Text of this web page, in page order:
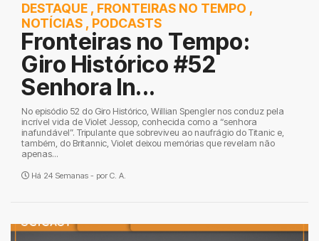
DESTAQUE , FRONTEIRAS NO TEMPO ,
NOTÍCIAS , PODCASTS
Fronteiras no Tempo:
Giro Histórico #52
Senhora In...
No episódio 52 do Giro Histórico, Willian Spengler nos conduz pela
incrível vida de Violet Jessop, conhecida como a “senhora
inafundável”. Tripulante que sobreviveu ao naufrágio do Titanic e,
também, do Britannic, Violet deixou memórias que revelam não
apenas...
Há 24 Semanas - por C. A.